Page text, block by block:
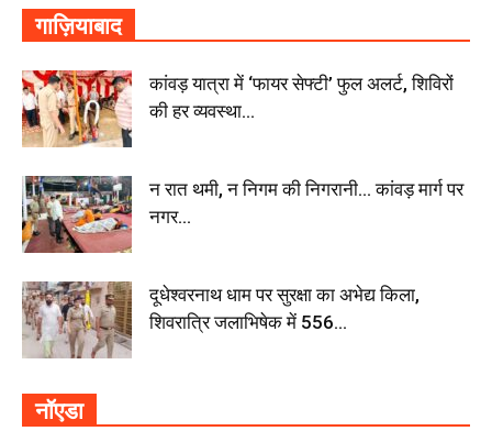
गाज़ियाबाद
कांवड़ यात्रा में ‘फायर सेफ्टी’ फुल अलर्ट, शिविरों
की हर व्यवस्था...
न रात थमी, न निगम की निगरानी… कांवड़ मार्ग पर
नगर...
दूधेश्वरनाथ धाम पर सुरक्षा का अभेद्य किला,
शिवरात्रि जलाभिषेक में 556...
नॉएडा